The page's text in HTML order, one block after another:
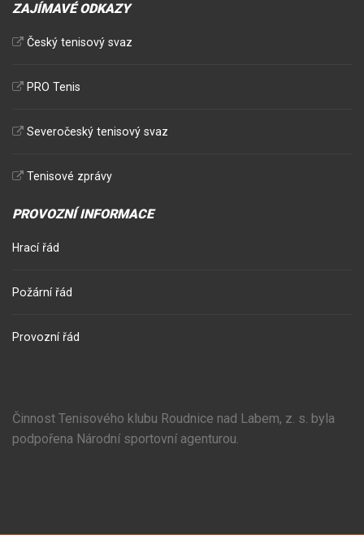
ZAJÍMAVÉ ODKAZY
Český tenisový svaz
PRO Tenis
Severočeský tenisový svaz
Tenisové zprávy
PROVOZNÍ INFORMACE
Hrací řád
Požární řád
Provozní řád
Činnost Tenisového klubu Roudnice nad Labem, z. s. byla
podpořena Národní sportovní agenturou.